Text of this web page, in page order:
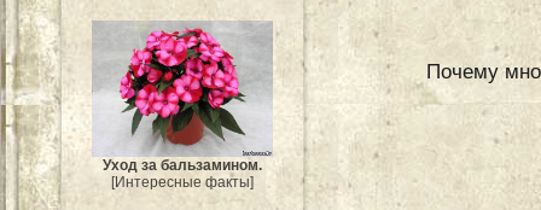
Уход за бальзамином.
[Интересные факты]
Почему